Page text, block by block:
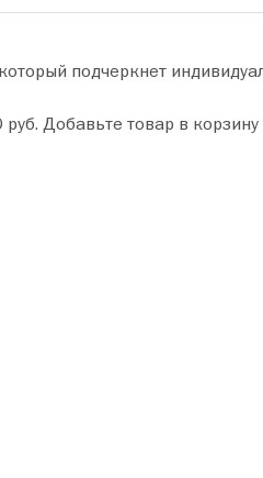
подчеркнет
уютнее